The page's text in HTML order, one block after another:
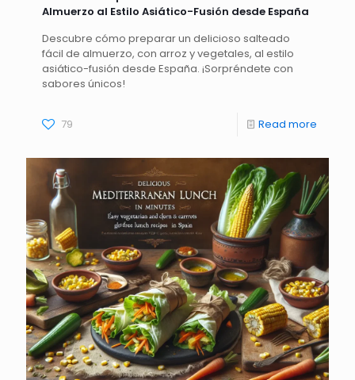
Almuerzo al Estilo Asiático-Fusión desde España
Descubre cómo preparar un delicioso salteado
fácil de almuerzo, con arroz y vegetales, al estilo
asiático-fusión desde España. ¡Sorpréndete con
sabores únicos!
79 Read more